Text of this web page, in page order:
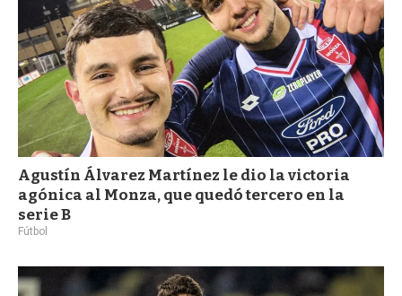
Agustín Álvarez Martínez le dio la victoria
agónica al Monza, que quedó tercero en la
serie B
Fútbol